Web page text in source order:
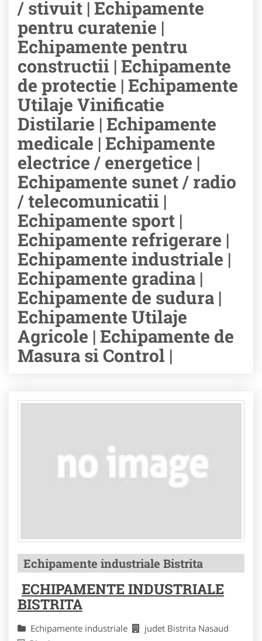
/ stivuit | Echipamente
pentru curatenie |
Echipamente pentru
constructii | Echipamente
de protectie | Echipamente
Utilaje Vinificatie
Distilarie | Echipamente
medicale | Echipamente
electrice / energetice |
Echipamente sunet / radio
/ telecomunicatii |
Echipamente sport |
Echipamente refrigerare |
Echipamente industriale |
Echipamente gradina |
Echipamente de sudura |
Echipamente Utilaje
Agricole | Echipamente de
Masura si Control |
Echipamente industriale Bistrita
ECHIPAMENTE INDUSTRIALE
BISTRITA
Echipamente industriale
judet Bistrita Nasaud